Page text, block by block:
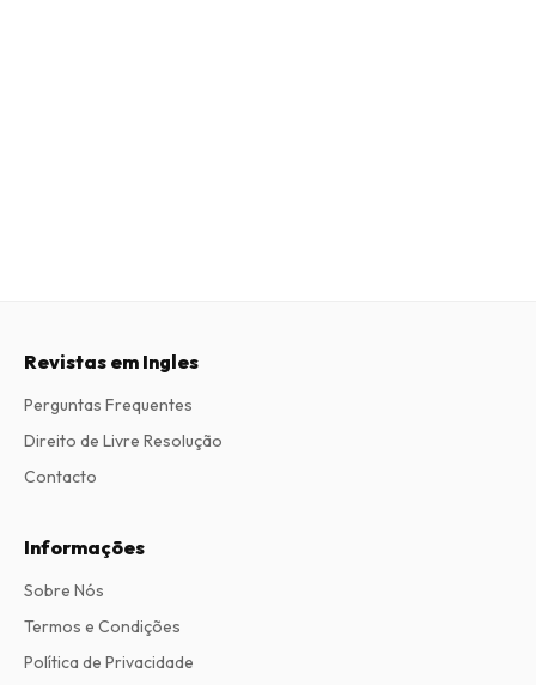
Revistas em Ingles
Perguntas Frequentes
Direito de Livre Resolução
Contacto
Informações
Sobre Nós
Termos e Condições
Política de Privacidade